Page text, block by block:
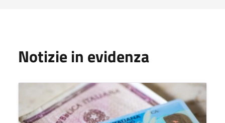
Notizie in evidenza